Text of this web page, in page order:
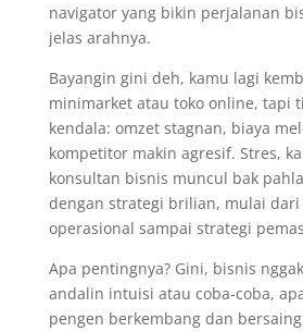
navigator yang bikin perjalanan
jelas arahnya.
Bayangin gini deh, kamu lagi
minimarket atau toko online, tapi
kendala: omzet stagnan, biaya
kompetitor makin agresif. Stres,
konsultan bisnis muncul bak
dengan strategi brilian, mulai dari
operasional sampai strategi
Apa pentingnya? Gini, bisnis
andalin intuisi atau coba-coba,
pengen berkembang dan